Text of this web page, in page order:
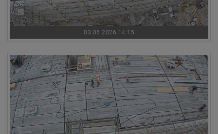
03.06.2026 14:15